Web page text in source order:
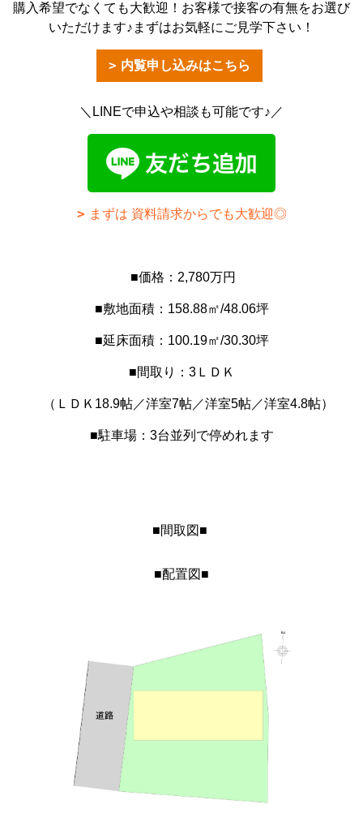
購入希望でなくても大歓迎！お客様で接客の有無をお選び
いただけます♪まずはお気軽にご見学下さい！
内覧申し込みはこちら
＼LINEで申込や相談も可能です♪／
まずは 資料請求からでも大歓迎◎
■価格：2,780万円
■敷地面積：158.88㎡/48.06坪
■延床面積：100.19㎡/30.30坪
■間取り：3ＬＤＫ
（ＬＤＫ18.9帖／洋室7帖／洋室5帖／洋室4.8帖）
■駐車場：3台並列で停めれます
■間取図■
■配置図■